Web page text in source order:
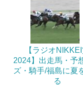
【ラジオ
2024】出走馬・予
ズ・騎手/福島に夏
る